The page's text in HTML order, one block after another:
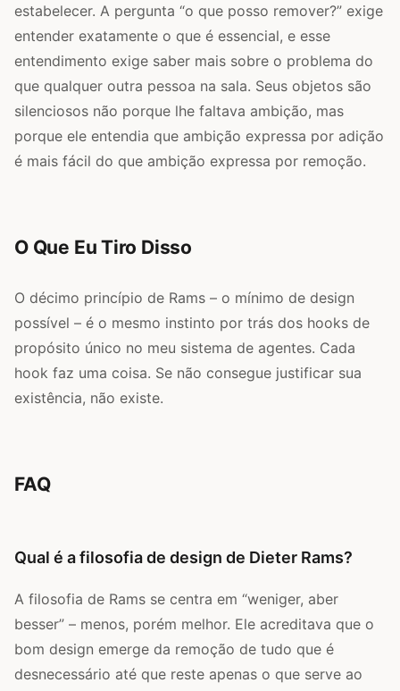
estabelecer. A pergunta “o que posso remover?” exige
entender exatamente o que é essencial, e esse
entendimento exige saber mais sobre o problema do
que qualquer outra pessoa na sala. Seus objetos são
silenciosos não porque lhe faltava ambição, mas
porque ele entendia que ambição expressa por adição
é mais fácil do que ambição expressa por remoção.
O Que Eu Tiro Disso
O décimo princípio de Rams – o mínimo de design
possível – é o mesmo instinto por trás dos hooks de
propósito único no meu sistema de agentes. Cada
hook faz uma coisa. Se não consegue justificar sua
existência, não existe.
FAQ
Qual é a filosofia de design de Dieter Rams?
A filosofia de Rams se centra em “weniger, aber
besser” – menos, porém melhor. Ele acreditava que o
bom design emerge da remoção de tudo que é
desnecessário até que reste apenas o que serve ao